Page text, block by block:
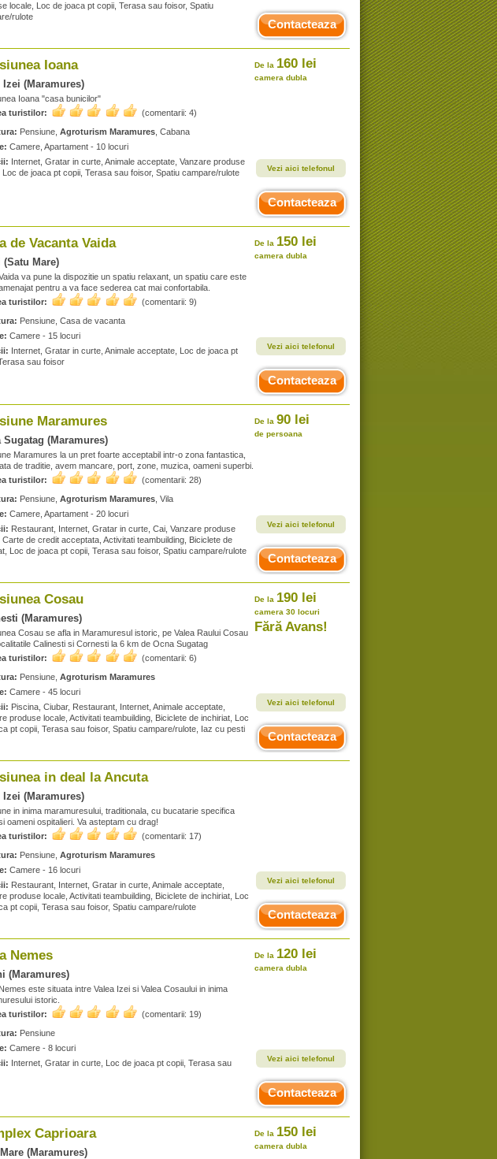
locale, Loc de joaca pt copii, Terasa sau foisor, Spatiu
rulote
Contacteaza
Ioana
Izei (Maramures)
Ioana "casa bunicilor"
turistilor:
(comentarii: 4)
Pensiune, Agroturism Maramures , Cabana
Camere, Apartament - 10 locuri
Internet, Gratar in curte, Animale acceptate, Vanzare produse
Loc de joaca pt copii, Terasa sau foisor, Spatiu campare/rulote
De la 160 lei
camera dubla
Vezi aici telefonul
Contacteaza
de Vacanta Vaida
(Satu Mare)
va pune la dispozitie un spatiu relaxant, un spatiu care este
pentru a va face sederea cat mai confortabila.
turistilor:
(comentarii: 9)
Pensiune, Casa de vacanta
Camere - 15 locuri
Internet, Gratar in curte, Animale acceptate, Loc de joaca pt
sau foisor
De la 150 lei
camera dubla
Vezi aici telefonul
Contacteaza
Maramures
Sugatag (Maramures)
Maramures la un pret foarte acceptabil intr-o zona fantastica,
de traditie, avem mancare, port, zone, muzica, oameni superbi.
turistilor:
(comentarii: 28)
Pensiune, Agroturism Maramures , Vila
Camere, Apartament - 20 locuri
Restaurant, Internet, Gratar in curte, Cai, Vanzare produse
Carte de credit acceptata, Activitati teambuilding, Biciclete de
Loc de joaca pt copii, Terasa sau foisor, Spatiu campare/rulote
De la 90 lei
de persoana
Vezi aici telefonul
Contacteaza
Cosau
(Maramures)
Cosau se afla in Maramuresul istoric, pe Valea Raului Cosau
Calinesti si Cornesti la 6 km de Ocna Sugatag
turistilor:
(comentarii: 6)
Pensiune, Agroturism Maramures
Camere - 45 locuri
Piscina, Ciubar, Restaurant, Internet, Animale acceptate,
produse locale, Activitati teambuilding, Biciclete de inchiriat, Loc
pt copii, Terasa sau foisor, Spatiu campare/rulote, Iaz cu pesti
De la 190 lei
camera 30 locuri
Fără Avans!
Vezi aici telefonul
Contacteaza
in deal la Ancuta
Izei (Maramures)
in inima maramuresului, traditionala, cu bucatarie specifica
oameni ospitalieri. Va asteptam cu drag!
turistilor:
(comentarii: 17)
Pensiune, Agroturism Maramures
Camere - 16 locuri
Restaurant, Internet, Gratar in curte, Animale acceptate,
produse locale, Activitati teambuilding, Biciclete de inchiriat, Loc
pt copii, Terasa sau foisor, Spatiu campare/rulote
Vezi aici telefonul
Contacteaza
Nemes
(Maramures)
este situata intre Valea Izei si Valea Cosaului in inima
istoric.
turistilor:
(comentarii: 19)
Pensiune
Camere - 8 locuri
Internet, Gratar in curte, Loc de joaca pt copii, Terasa sau
De la 120 lei
camera dubla
Vezi aici telefonul
Contacteaza
Caprioara
(Maramures)
De la 150 lei
camera dubla